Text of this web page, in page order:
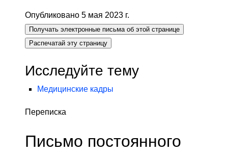
Опубликовано 5 мая 2023 г.
Получать электронные письма об этой странице
Распечатай эту страницу
Исследуйте тему
Медицинские кадры
Переписка
Письмо постоянного